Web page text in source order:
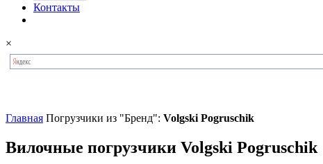
Контакты
×
Главная Погрузчики из "Бренд": Volgski Pogruschik
Вилочные погрузчики Volgski Pogruschik